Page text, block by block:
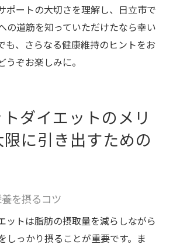
ポートの大切さを理解し、日立市で
の道筋を知っていただけたなら幸い
も、さらなる健康維持のヒントをお
ぞお楽しみに。
ダイエットのメリ
に引き出すための
を摂るコツ
ットは脂肪の摂取量を減らしながら
しっかり摂ることが重要です。ま